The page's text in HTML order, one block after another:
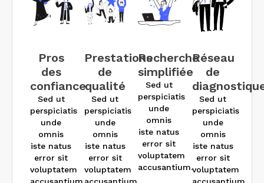
confiance
Sed ut
perspiciatis
unde
omnis
iste natus
error sit
voluptatem
accusantium.
Prestations
qualité
Sed ut
perspiciatis
unde
omnis
iste natus
error sit
voluptatem
accusantium.
Recherche
Sed ut
perspiciatis
unde
omnis
iste natus
error sit
voluptatem
accusantium.
Réseau
Sed ut
perspiciatis
unde
omnis
iste natus
error sit
voluptatem
accusantium.